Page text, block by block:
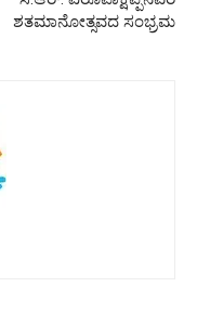
ಶತಮಾನೋತ್ಸವದ ಸಂಭ್ರಮ